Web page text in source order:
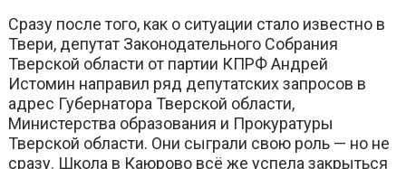
Сразу после того, как о ситуации стало известно в
Твери, депутат Законодательного Собрания
Тверской области от партии КПРФ Андрей
Истомин направил ряд депутатских запросов в
адрес Губернатора Тверской области,
Министерства образования и Прокуратуры
Тверской области. Они сыграли свою роль — но не
сразу. Школа в Каюрово всё же успела закрыться